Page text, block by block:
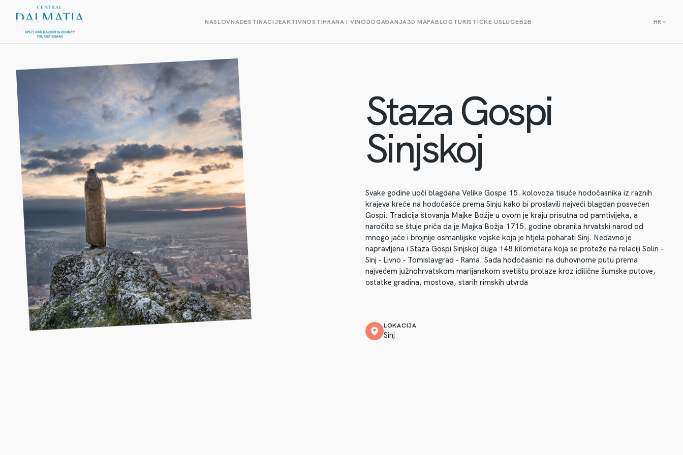
NASLOVNADESTINACIJEAKTIVNOSTIHRANA I VINODOGAĐANJA3D MAPABLOGTURISTIČKE USLUGEB2B HR
Staza Gospi
Sinjskoj
Svake godine uoči blagdana Velike Gospe 15. kolovoza tisuće hodočasnika iz raznih
krajeva kreće na hodočašće prema Sinju kako bi proslavili najveći blagdan posvećen
Gospi. Tradicija štovanja Majke Božje u ovom je kraju prisutna od pamtivijeka, a
naročito se štuje priča da je Majka Božja 1715. godine obranila hrvatski narod od
mnogo jače i brojnije osmanlijske vojske koja je htjela poharati Sinj. Nedavno je
napravljena i Staza Gospi Sinjskoj duga 148 kilometara koja se proteže na relaciji Solin –
Sinj – Livno – Tomislavgrad – Rama. Sada hodočasnici na duhovnome putu prema
najvećem južnohrvatskom marijanskom svetištu prolaze kroz idilične šumske putove,
ostatke gradina, mostova, starih rimskih utvrda
LOKACIJA
Sinj